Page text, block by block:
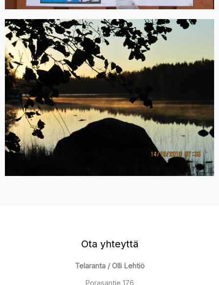
Ota yhteyttä
Telaranta / Olli Lehtiö
Porasantie 176